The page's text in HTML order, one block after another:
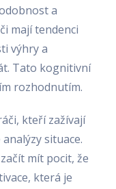
a
mají tendenci
výhry a
Tato kognitivní
rozhodnutím.
kteří zažívají
situace.
mít pocit, že
která je